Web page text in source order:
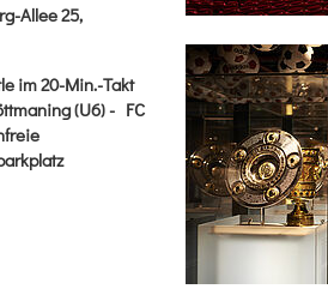
Allee 25,
im 20-Min.-Takt
(U6) - FC